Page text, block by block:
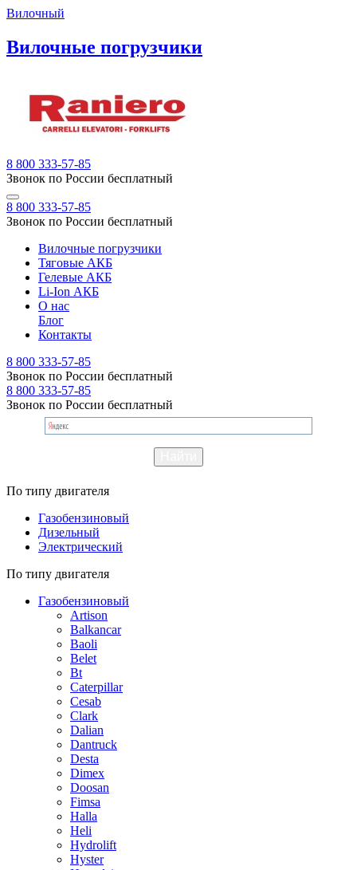
Вилочный
Вилочные погрузчики
8 800 333-57-85
Звонок по России бесплатный
8 800 333-57-85
Звонок по России бесплатный
Вилочные погрузчики
Тяговые АКБ
Гелевые АКБ
Li-Ion АКБ
О нас
Блог
Контакты
8 800 333-57-85
Звонок по России бесплатный
8 800 333-57-85
Звонок по России бесплатный
По типу двигателя
Газобензиновый
Дизельный
Электрический
По типу двигателя
Газобензиновый
Artison
Balkancar
Baoli
Belet
Bt
Caterpillar
Cesab
Clark
Dalian
Dantruck
Desta
Dimex
Doosan
Fimsa
Halla
Heli
Hydrolift
Hyster